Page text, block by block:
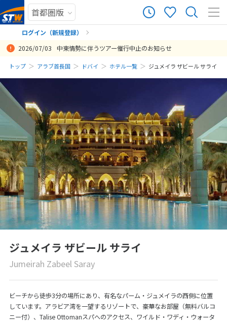
ログイン（新規登録）
まだ履歴がありません
2026/07/03 中東情勢に伴うツアー催行中止のお知らせ
トップ アラブ首長国 ドバイ ホテル一覧 ジュメイラ ザビール サライ
ジュメイラ ザビール サライ
Jumeirah Zabeel Saray
ビーチから徒歩3分の場所にあり、有名なパーム・ジュメイラの西側に位置
しています。アラビア湾を一望するリゾートで、豪華なお部屋（無料バルコ
ニー付）、Talise Ottomanスパへのアクセス、ワイルド・ワディ・ウォータ